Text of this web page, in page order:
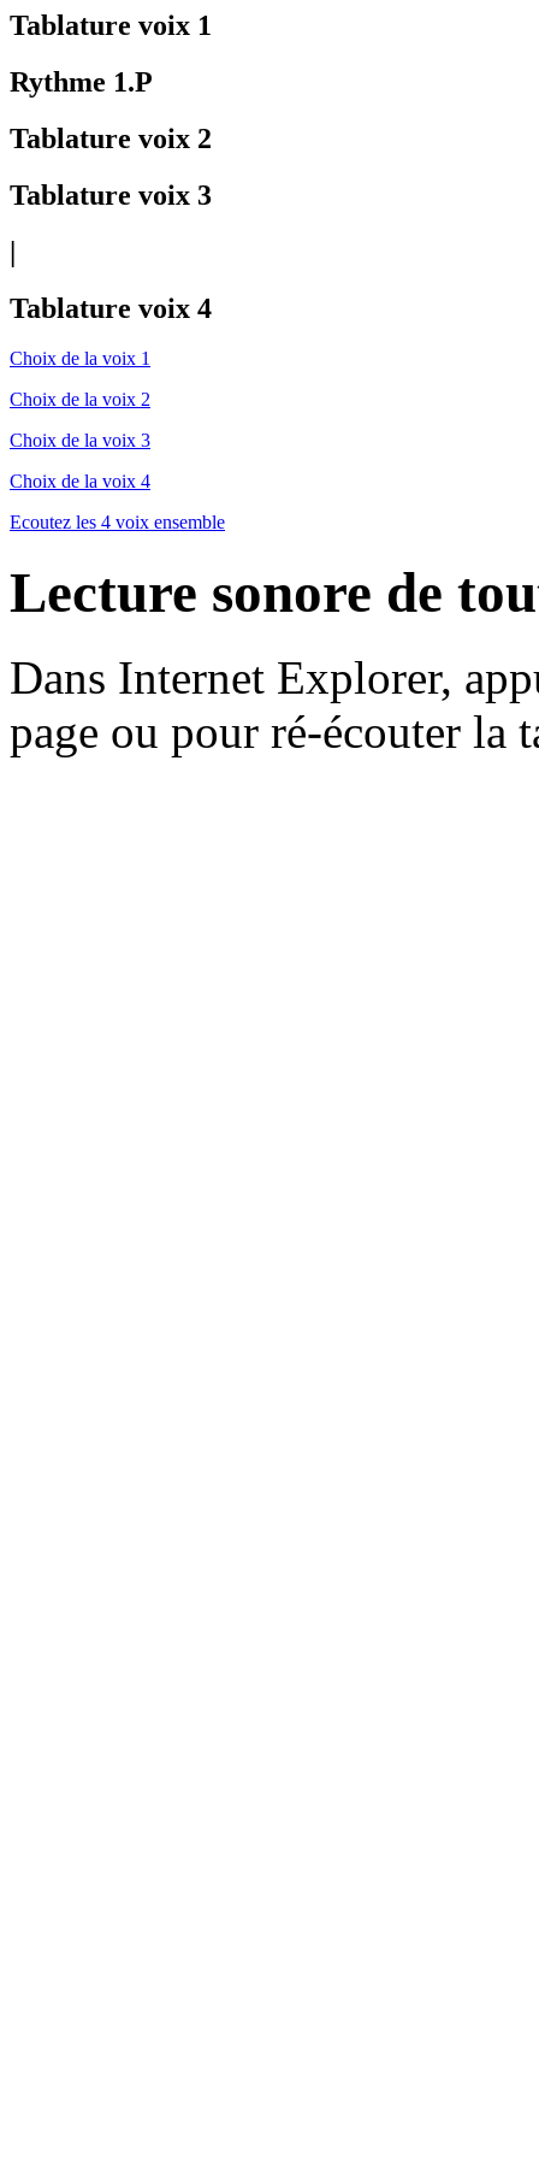
Tablature voix 1
Rythme 1.P
Tablature voix 2
Tablature voix 3
|
Tablature voix 4
Choix de la voix 1
Choix de la voix 2
Choix de la voix 3
Choix de la voix 4
Ecoutez les 4 voix ensemble
Lecture sonore de
Dans Internet Explorer,
page ou pour ré-écouter la